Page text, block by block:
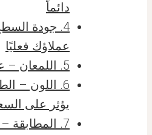
دائماً
4. جودة
عملاؤك فعليًا
5. اللمعان – عامل الحسم
6. اللون –
يؤثر على
7. المطابقة